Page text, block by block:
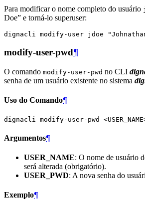
Para modificar o nome completo do usuário
Doe” e torná-lo superuser:
dignacli modify-user jdoe
modify-user-pwd¶
O comando modify-user-pwd no CLI
senha de um usuário existente no sistema
Uso do Comando¶
dignacli modify-user-pwd
Argumentos¶
USER_NAME: O nome de usuário
será alterada (obrigatório).
USER_PWD: A nova senha do
Exemplo¶